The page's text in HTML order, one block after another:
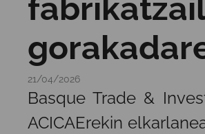
21/04/2026
Basque Trade &
ACICAErekin